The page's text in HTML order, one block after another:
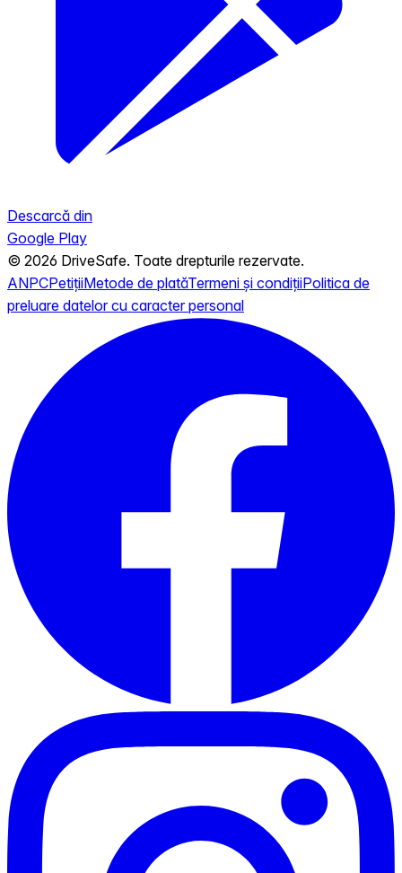
Descarcă din
Google Play
© 2026 DriveSafe. Toate drepturile rezervate.
ANPCPetițiiMetode de platăTermeni și condițiiPolitica de
preluare datelor cu caracter personal